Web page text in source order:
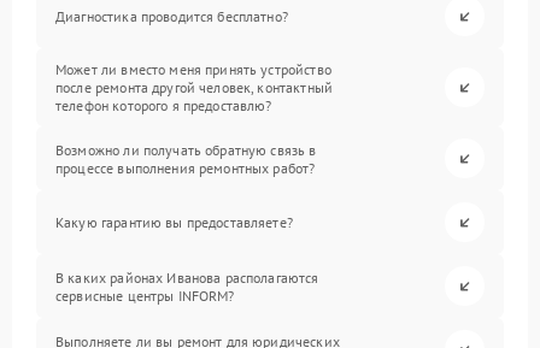
Диагностика проводится бесплатно?
Может ли вместо меня принять устройство
после ремонта другой человек, контактный
телефон которого я предоставлю?
Возможно ли получать обратную связь в
процессе выполнения ремонтных работ?
Какую гарантию вы предоставляете?
В каких районах Иванова располагаются
сервисные центры INFORM?
Выполняете ли вы ремонт для юридических